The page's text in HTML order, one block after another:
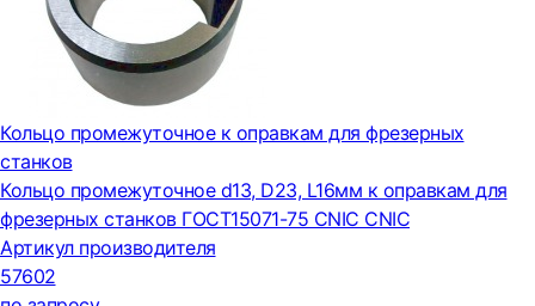
Кольцо промежуточное к оправкам для фрезерных
станков
Кольцо промежуточное d13, D23, L16мм к оправкам для
фрезерных станков ГОСТ15071-75 CNIC CNIC
Артикул производителя
57602